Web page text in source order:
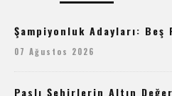
Şampiyonluk Adayları:
07 Ağustos 2026
Paslı Şehirlerin Altın